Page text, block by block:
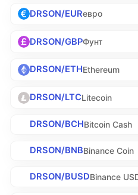
DRSON/EURевро
DRSON/GBPФунт
DRSON/ETHEthereum
DRSON/LTCLitecoin
DRSON/BCHBitcoin Cash
DRSON/BNBBinance Coin
DRSON/BUSDBinance